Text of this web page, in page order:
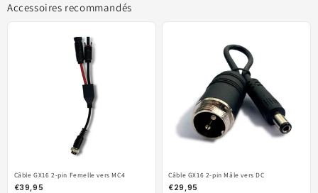
Accessoires recommandés
Câble GX16 2-pin Femelle vers MC4
€39,95
Câble GX16 2-pin Mâle vers DC
€29,95